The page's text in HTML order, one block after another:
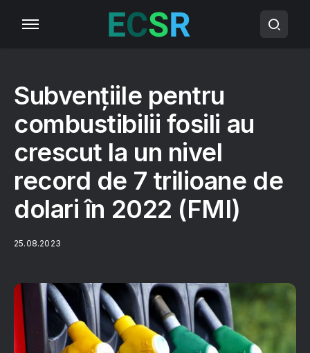
Subvențiile pentru
combustibilii fosili au
crescut la un nivel
record de 7 trilioane de
dolari în 2022 (FMI)
25.08.2023